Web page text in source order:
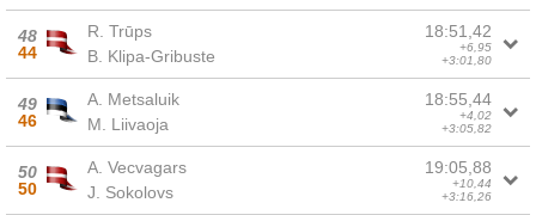
48
44
R. Trūps
B. Klipa-Gribuste
18:51,42
+6,95
+3:01,80
49
46
A. Metsaluik
M. Liivaoja
18:55,44
+4,02
+3:05,82
50
50
A. Vecvagars
J. Sokolovs
19:05,88
+10,44
+3:16,26